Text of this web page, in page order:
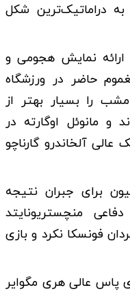
به دراماتیک‌ترین شکل
ارائه نمایش هجومی و
حاضر در ورزشگاه
را بسیار بهتر از
و مانوئل اوگارته در
عالی آلخاندرو گارناچو
برای جبران نتیجه
منچستریونایتد
فونسکا نکرد و بازی
پاس عالی هری مگوایر